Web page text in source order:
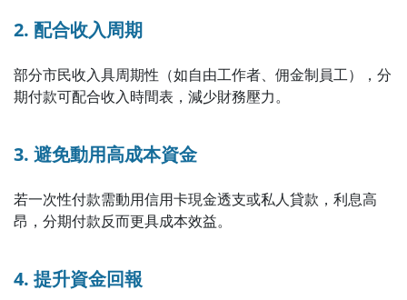
2. 配合收入周期
部分市民收入具周期性（如自由工作者、佣金制員工），分
期付款可配合收入時間表，減少財務壓力。
3. 避免動用高成本資金
若一次性付款需動用信用卡現金透支或私人貸款，利息高
昂，分期付款反而更具成本效益。
4. 提升資金回報